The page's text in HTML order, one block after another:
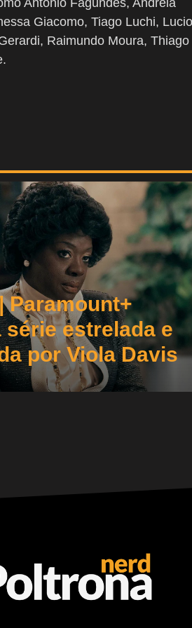
Giacomo, Tiago Luchi, Lucio
Raimundo Moura, Thiago
Paramount+
série estrelada e
por Viola Davis